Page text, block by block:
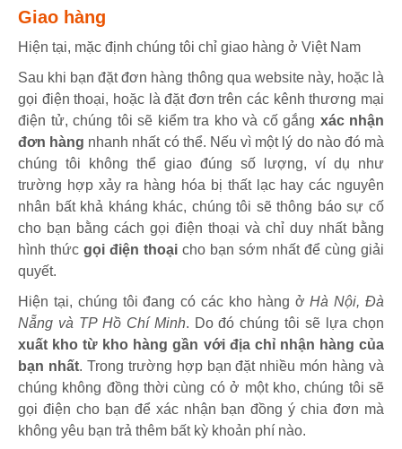
Giao hàng
Hiện tại, mặc định chúng tôi chỉ giao hàng ở Việt Nam
Sau khi bạn đặt đơn hàng thông qua website này, hoặc là
gọi điện thoại, hoặc là đặt đơn trên các kênh thương mại
điện tử, chúng tôi sẽ kiểm tra kho và cố gắng xác nhận
đơn hàng nhanh nhất có thể. Nếu vì một lý do nào đó mà
chúng tôi không thể giao đúng số lượng, ví dụ như
trường hợp xảy ra hàng hóa bị thất lạc hay các nguyên
nhân bất khả kháng khác, chúng tôi sẽ thông báo sự cố
cho bạn bằng cách gọi điện thoại và chỉ duy nhất bằng
hình thức gọi điện thoại cho bạn sớm nhất để cùng giải
quyết.
Hiện tại, chúng tôi đang có các kho hàng ởHà Nội, Đà
Nẵng và TP Hồ Chí Minh. Do đó chúng tôi sẽ lựa chọn
xuất kho từ kho hàng gần với địa chỉ nhận hàng của
bạn nhất. Trong trường hợp bạn đặt nhiều món hàng và
chúng không đồng thời cùng có ở một kho, chúng tôi sẽ
gọi điện cho bạn để xác nhận bạn đồng ý chia đơn mà
không yêu bạn trả thêm bất kỳ khoản phí nào.